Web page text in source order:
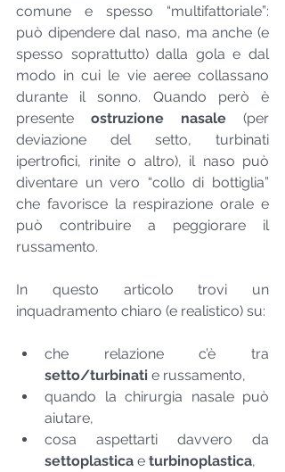
comune e spesso “multifattoriale”:
può dipendere dal naso, ma anche (e
spesso soprattutto) dalla gola e dal
modo in cui le vie aeree collassano
durante il sonno. Quando però è
presente ostruzione nasale (per
deviazione del setto, turbinati
ipertrofici, rinite o altro), il naso può
diventare un vero “collo di bottiglia”
che favorisce la respirazione orale e
può contribuire a peggiorare il
russamento.
In questo articolo trovi un
inquadramento chiaro (e realistico) su:
setto/turbinati e russamento,
quando la chirurgia nasale può
aiutare,
settoplastica e turbinoplastica,